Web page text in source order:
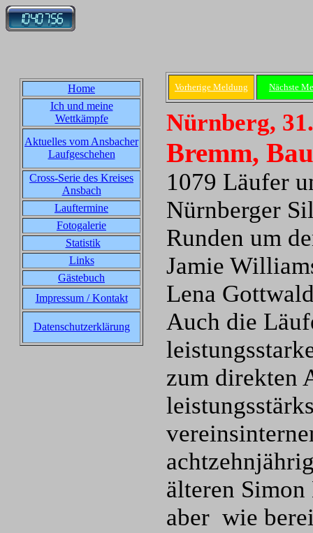
Home
Ich und meine
Wettkämpfe
Aktuelles vom Ansbacher
Laufgeschehen
Cross-Serie des Kreises
Ansbach
Lauftermine
Fotogalerie
Statistik
Links
Gästebuch
Impressum / Kontakt
Datenschutzerklärung
Vorherige Meldung Nächste
Nürnberg,
Bremm,
1079 Läufer
Nürnberger
Runden um
Jamie
Lena
Auch die
zum direkten
älteren
aber wie